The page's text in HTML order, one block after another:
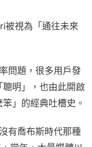
被視為「通往未來
問題，很多用戶發
明」，也由此開啟
」的經典吐槽史。
有喬布斯時代那種